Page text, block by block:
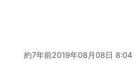
約7年前2019年08月08日 8:04